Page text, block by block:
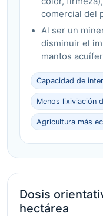
comercial del
Al ser un
disminuir el
mantos
Capacidad de
Menos lixiviación
Agricultura más
Dosis
hectárea